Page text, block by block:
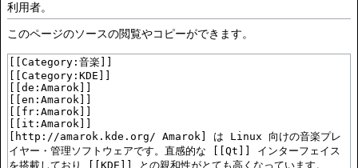
利用者。
このページのソースの閲覧やコピーができます。